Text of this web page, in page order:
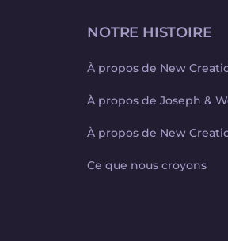
NOTRE HISTOIRE
À propos de New
À propos de Joseph &
À propos de New
Ce que nous croyons